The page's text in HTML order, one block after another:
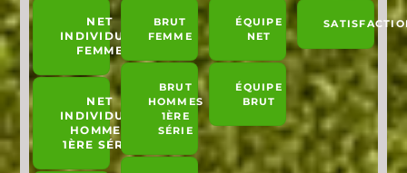
NET
INDIVIDUEL
FEMME
NET
INDIVIDUEL
HOMMES
1ÈRE SÉRIE
BRUT
FEMME
BRUT
HOMMES
1ÈRE
SÉRIE
ÉQUIPE
NET
ÉQUIPE
BRUT